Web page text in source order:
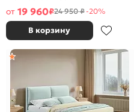
от 19 960₽24 950 ₽-20%
В корзину